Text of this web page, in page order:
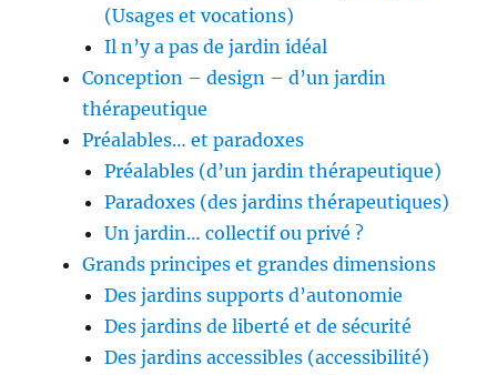
(Usages et vocations)
Il n’y a pas de jardin idéal
Conception – design – d’un jardin
thérapeutique
Préalables… et paradoxes
Préalables (d’un jardin thérapeutique)
Paradoxes (des jardins thérapeutiques)
Un jardin… collectif ou privé ?
Grands principes et grandes dimensions
Des jardins supports d’autonomie
Des jardins de liberté et de sécurité
Des jardins accessibles (accessibilité)